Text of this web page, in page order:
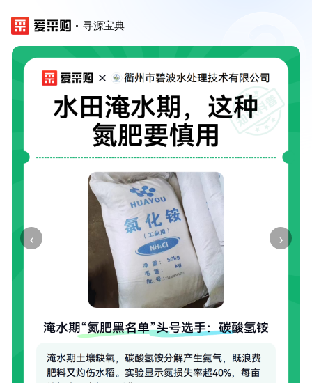
寻源宝典
‹ ›